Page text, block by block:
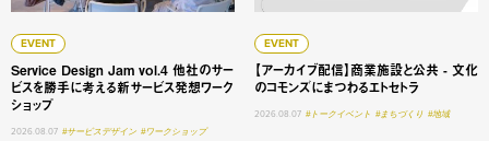
EVENT
Service Design Jam vol.4 他社のサー
ビスを勝手に考える新サービス発想ワーク
ショップ
2026.08.07 #サービスデザイン #ワークショップ
EVENT
【アーカイブ配信】商業施設と公共 - 文化
のコモンズにまつわるエトセトラ
2026.08.07 #トークイベント #まちづくり #地域